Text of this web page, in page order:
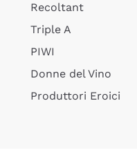
Recoltant
Triple A
PIWI
Donne del Vino
Produttori Eroici